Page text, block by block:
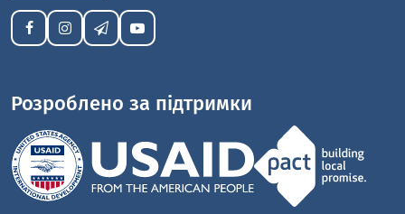
Розроблено за підтримки